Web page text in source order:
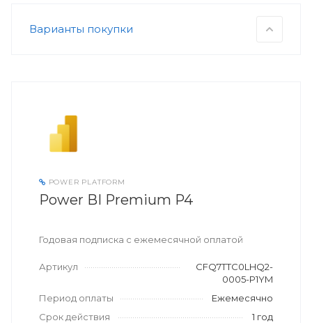
Варианты покупки
POWER PLATFORM
Power BI Premium P4
Годовая подписка с ежемесячной оплатой
Артикул
CFQ7TTC0LHQ2-
0005-P1YM
Период оплаты
Ежемесячно
Срок действия
1 год